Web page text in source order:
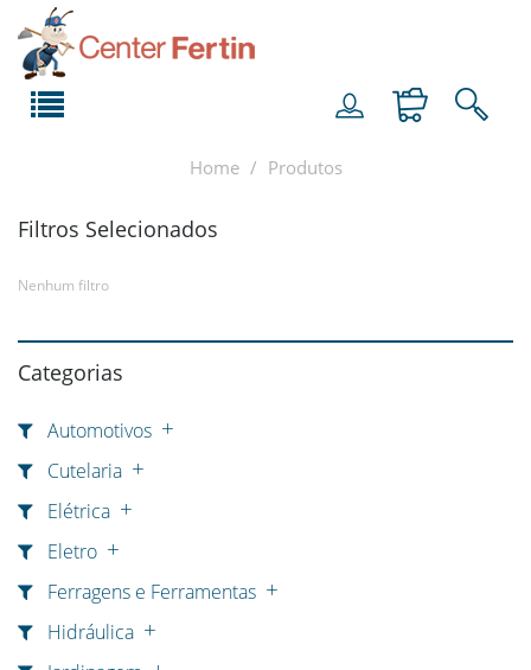
Home Produtos
Filtros Selecionados
Nenhum filtro
Categorias
Automotivos
Cutelaria
Elétrica
Eletro
Ferragens e Ferramentas
Hidráulica